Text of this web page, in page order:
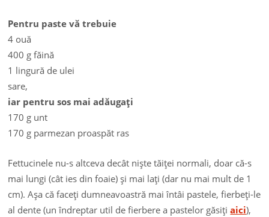
Pentru paste vă trebuie
4 ouă
400 g făină
1 lingură de ulei
sare,
iar pentru sos mai adăugaţi
170 g unt
170 g parmezan proaspăt ras
Fettucinele nu-s altceva decât nişte tăiţei normali, doar că-s
mai lungi (cât ies din foaie) şi mai laţi (dar nu mai mult de 1
cm). Aşa că faceţi dumneavoastră mai întâi pastele, fierbeţi-le
al dente (un îndreptar util de fierbere a pastelor găsiţiaici),